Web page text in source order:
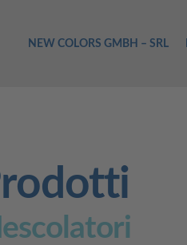
NEW COLORS GMBH – SRL